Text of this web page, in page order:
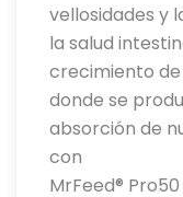
vellosidades y
la salud
crecimiento de
donde se
absorción de
con
MrFeed®